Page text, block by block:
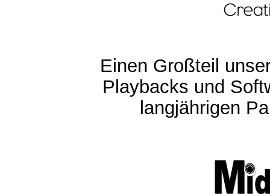
Einen Großteil
Playbacks und
langjährigen